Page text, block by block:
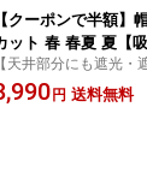
【クーポンで半額】
ット 春 春夏 夏【
広 アウトドア 折り
ーキング 自転車 あ
【天井部分にも遮光・
分に保冷剤ポケット
・遮光・近赤外線を
円 送料無料